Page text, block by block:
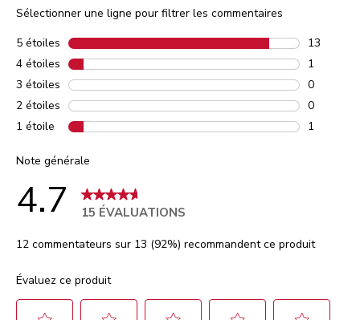
Sélectionner une ligne pour filtrer les commentaires
5 étoiles étoiles
13
13
4 étoiles étoiles
1
1
3 étoiles étoiles
0
0
2 étoiles étoiles
0
0
1 étoile étoiles
1
Note générale
4.7 15 ÉVALUATIONS
12 commentateurs sur 13 (92%) recommandent ce produit
Évaluez ce produit